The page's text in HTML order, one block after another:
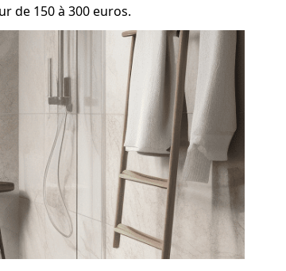
de 150 à 300 euros.